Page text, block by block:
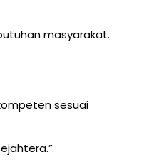
masyarakat.
sesuai